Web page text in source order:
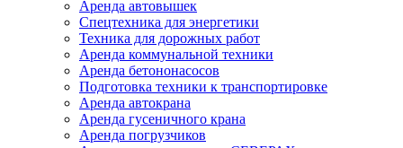
Аренда автовышек
Спецтехника для энергетики
Техника для дорожных работ
Аренда коммунальной техники
Аренда бетононасосов
Подготовка техники к транспортировке
Аренда автокрана
Аренда гусеничного крана
Аренда погрузчиков